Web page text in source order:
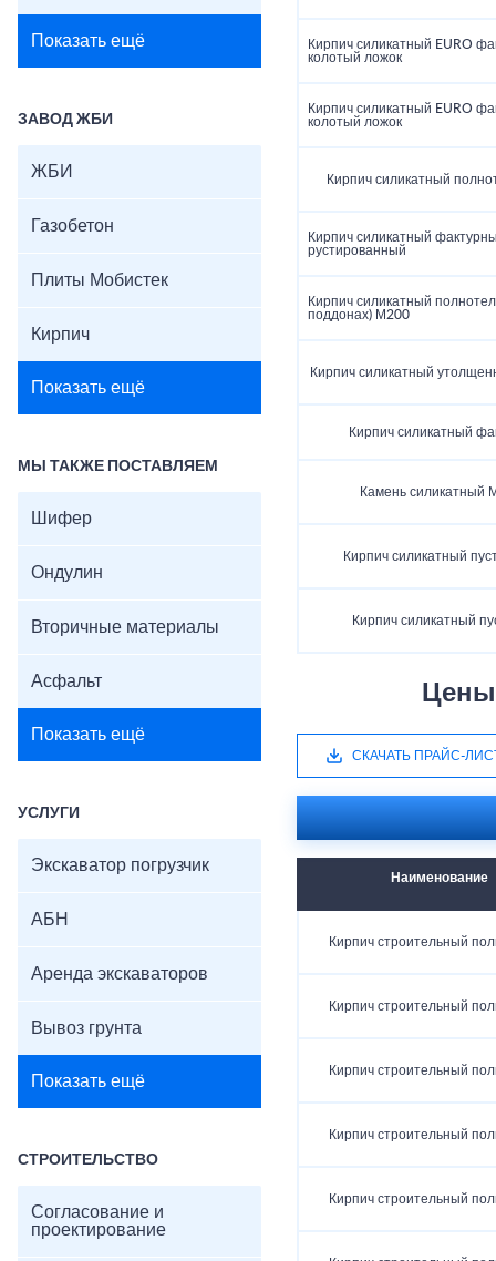
Показать ещё
ЗАВОД ЖБИ
ЖБИ
Газобетон
Плиты Мобистек
Кирпич
Показать ещё
МЫ ТАКЖЕ ПОСТАВЛЯЕМ
Шифер
Ондулин
Вторичные материалы
Асфальт
Показать ещё
УСЛУГИ
Экскаватор погрузчик
АБН
Аренда экскаваторов
Вывоз грунта
Показать ещё
СТРОИТЕЛЬСТВО
Согласование и
проектирование
Кирпич силикатный EURO
колотый ложок
Кирпич силикатный EURO
колотый ложок
Кирпич силикатный
Кирпич силикатный
рустированный
Кирпич силикатный
поддонах) М200
Кирпич силикатный
Кирпич силикатный
Камень силикатный
Кирпич силикатный
Кирпич силикатный
СКАЧАТЬ ПРАЙС-
Наименование
Кирпич строительный
Кирпич строительный
Кирпич строительный
Кирпич строительный
Кирпич строительный